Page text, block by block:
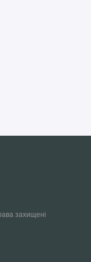
захищені